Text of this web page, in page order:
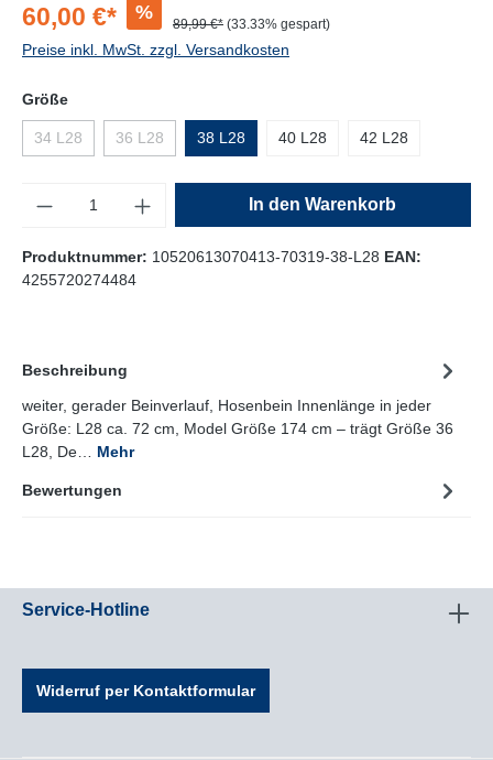
60,00 €* %
89,99 €* (33.33% gespart)
Preise inkl. MwSt. zzgl. Versandkosten
Größe
34 L28 36 L28 38 L28 40 L28 42 L28
In den Warenkorb
Produktnummer: 10520613070413-70319-38-L28 EAN:
4255720274484
Beschreibung
weiter, gerader Beinverlauf, Hosenbein Innenlänge in jeder
Größe: L28 ca. 72 cm, Model Größe 174 cm – trägt Größe 36
L28, De… Mehr
Bewertungen
Service-Hotline
Widerruf per Kontaktformular